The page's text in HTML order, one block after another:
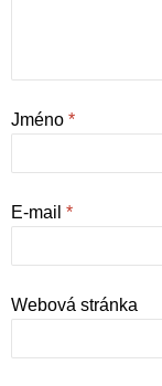
Jméno *
E-mail *
Webová stránka